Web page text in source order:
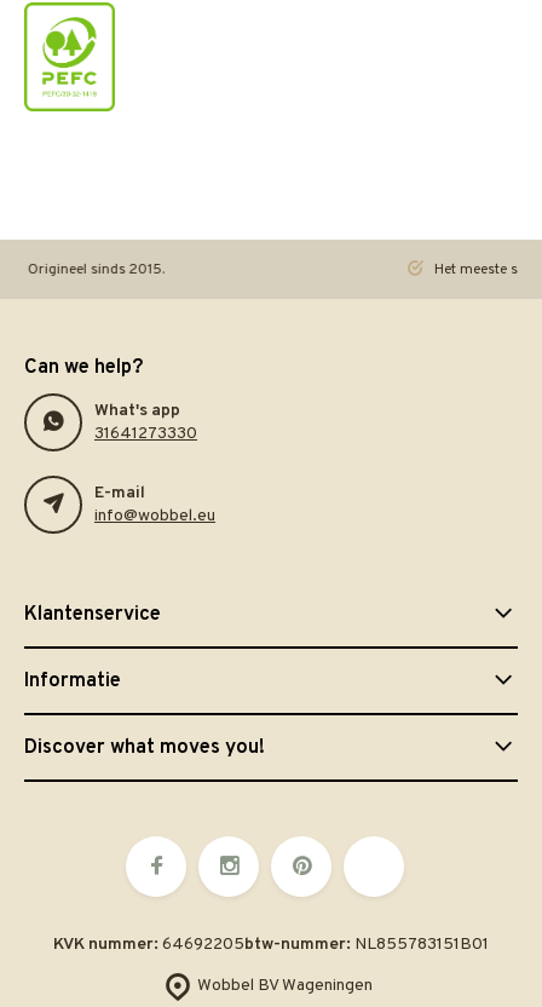
sinds 2015. Het meeste speelgoed
Can we help?
What's app
31641273330
E-mail
info@wobbel.eu
Klantenservice
Informatie
Discover what moves you!
Wobbel BV Wageningen
KVK nummer: 64692205btw-nummer: NL855783151B01